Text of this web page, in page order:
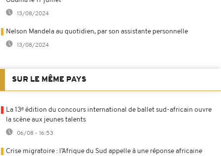
13/08/2024
Nelson Mandela au quotidien, par son assistante personnelle
13/08/2024
SUR LE MÊME PAYS
La 13ᵉ édition du concours international de ballet sud-africain ouvre
la scène aux jeunes talents
06/08 - 16:53
Crise migratoire : l’Afrique du Sud appelle à une réponse africaine